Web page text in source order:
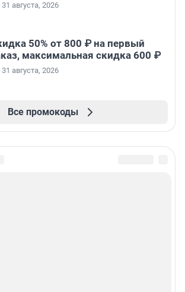
августа, 2026
50% от 800 ₽ на первый
максимальная скидка 600 ₽
августа, 2026
Все промокоды